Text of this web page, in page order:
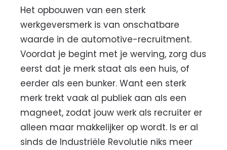
Het opbouwen van een sterk
werkgeversmerk is van onschatbare
waarde in de automotive-recruitment.
Voordat je begint met je werving, zorg dus
eerst dat je merk staat als een huis, of
eerder als een bunker. Want een sterk
merk trekt vaak al publiek aan als een
magneet, zodat jouw werk als recruiter er
alleen maar makkelijker op wordt. Is er al
sinds de Industriële Revolutie niks meer